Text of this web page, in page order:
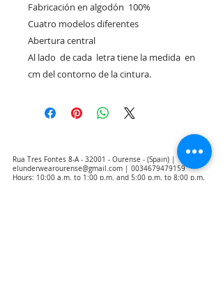
Fabricación en algodón  100%
Cuatro modelos diferentes
Abertura central
Al lado  de cada  letra tiene la medida  en
cm del contorno de la cintura.
Rua Tres Fontes 8-A - 32001 - Ourense - (Spain) |
elunderwearourense@gmail.com
0034679479159
Hours: 10:00 a.m. to 1:00 p.m. and 5:00 p.m. to 8:00 p.m.